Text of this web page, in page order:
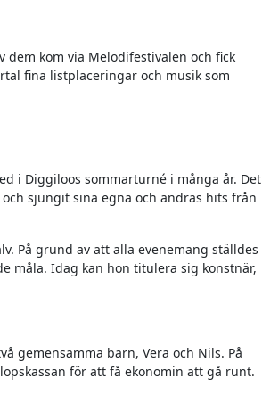
kom via Melodifestivalen och fick
fina listplaceringar och musik som
i Diggiloos sommarturné i många år. Det
sjungit sina egna och andras hits från
På grund av att alla evenemang ställdes
måla. Idag kan hon titulera sig konstnär,
gemensamma barn, Vera och Nils. På
för att få ekonomin att gå runt.